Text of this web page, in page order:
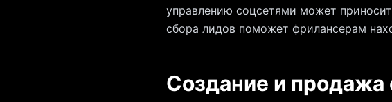
управлению соцсетями может
сбора лидов поможет фрилансерам
Создание и продажа